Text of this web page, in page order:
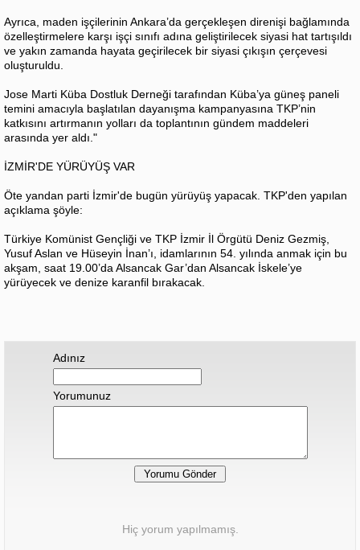
Ayrıca, maden işçilerinin Ankara’da gerçekleşen direnişi bağlamında
özelleştirmelere karşı işçi sınıfı adına geliştirilecek siyasi hat tartışıldı
ve yakın zamanda hayata geçirilecek bir siyasi çıkışın çerçevesi
oluşturuldu.
Jose Marti Küba Dostluk Derneği tarafından Küba’ya güneş paneli
temini amacıyla başlatılan dayanışma kampanyasına TKP’nin
katkısını artırmanın yolları da toplantının gündem maddeleri
arasında yer aldı."
İZMİR'DE YÜRÜYÜŞ VAR
Öte yandan parti İzmir'de bugün yürüyüş yapacak. TKP'den yapılan
açıklama şöyle:
Türkiye Komünist Gençliği ve TKP İzmir İl Örgütü Deniz Gezmiş,
Yusuf Aslan ve Hüseyin İnan’ı, idamlarının 54. yılında anmak için bu
akşam, saat 19.00’da Alsancak Gar’dan Alsancak İskele’ye
yürüyecek ve denize karanfil bırakacak.
Adınız
Yorumunuz
Hiç yorum yapılmamış.